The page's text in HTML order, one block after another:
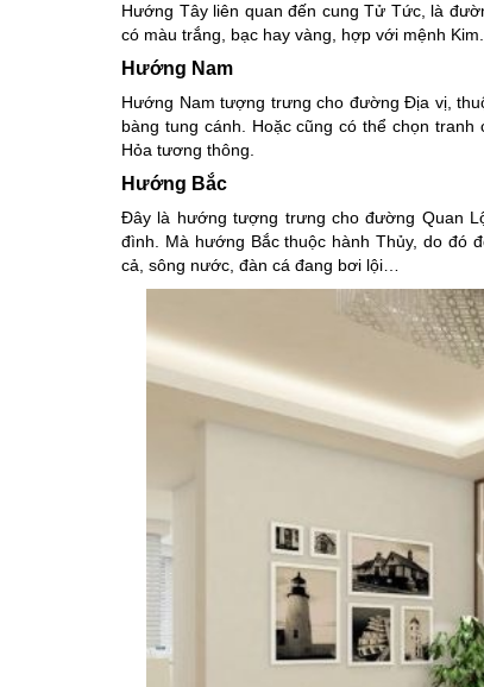
Hướng Tây liên quan đến cung Tử Tức, là
có màu trắng, bạc hay vàng, hợp với mệnh Kim.
Hướng Nam
Hướng Nam tượng trưng cho đường Địa vị,
bàng tung cánh. Hoặc cũng có thể chọn
Hỏa tương thông.
Hướng Bắc
Đây là hướng tượng trưng cho đường Quan
đình. Mà hướng Bắc thuộc hành Thủy, do đó
cả, sông nước, đàn cá đang bơi lội…